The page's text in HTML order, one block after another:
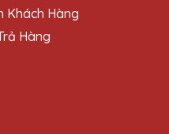
từ Quà Tặng Pha Lê
Sản phẩm chất
Khách Hàng
Hàng